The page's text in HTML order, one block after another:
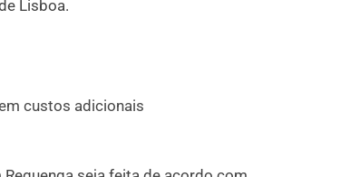
Lisboa.
custos adicionais